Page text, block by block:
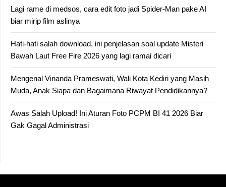
Lagi rame di medsos, cara edit foto jadi Spider-Man pake AI
biar mirip film aslinya
Hati-hati salah download, ini penjelasan soal update Misteri
Bawah Laut Free Fire 2026 yang lagi ramai dicari
Mengenal Vinanda Prameswati, Wali Kota Kediri yang Masih
Muda, Anak Siapa dan Bagaimana Riwayat Pendidikannya?
Awas Salah Upload! Ini Aturan Foto PCPM BI 41 2026 Biar
Gak Gagal Administrasi